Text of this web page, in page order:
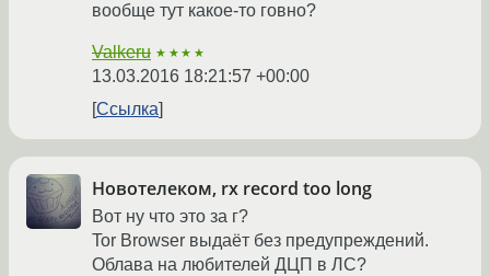
вообще тут какое-то говно?
Valkeru ★★★★
13.03.2016 18:21:57 +00:00
Ссылка
Новотелеком, rx record too long
Вот ну что это за г?
Tor Browser выдаёт без предупреждений.
Облава на любителей ДЦП в ЛС?